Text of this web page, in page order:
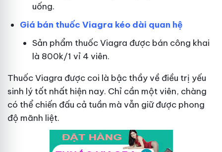
uống.
Giá bán thuốc Viagra kéo dài quan hệ
Sản phẩm thuốc Viagra được bán công khai
là 800k/1 vỉ 4 viên.
Thuốc Viagra được coi là bậc thầy về điều trị yếu
sinh lý tốt nhất hiện nay. Chỉ cần một viên, chàng
có thể chiến đấu cả tuần mà vẫn giữ được phong
độ mãnh liệt.